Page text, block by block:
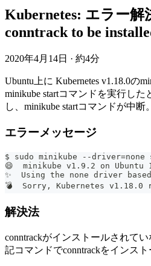
Kubernetes: エラー解
conntrack to be
2020年4月14日 · 約4分
Ubuntu上に Kubernetes v1.18.0の
minikube startコマンドを実行し
し、minikube startコマンドが中断。
エラーメッセージ
$ sudo minikube --
😄  minikube v1.9.2 on Ubuntu
✨  Using the none driver
💣  Sorry, Kubernetes
解決法
conntrackがインストールされて
記コマンドでconntrackをインスト